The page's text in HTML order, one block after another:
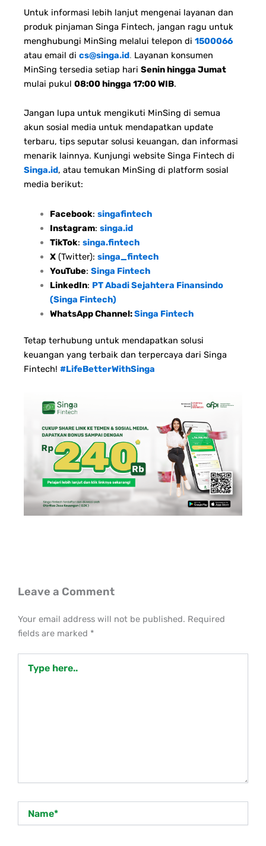
Untuk informasi lebih lanjut mengenai layanan dan
produk pinjaman Singa Fintech, jangan ragu untuk
menghubungi MinSing melalui telepon di 1500066
atau email di cs@singa.id. Layanan konsumen
MinSing tersedia setiap hari Senin hingga Jumat
mulai pukul 08:00 hingga 17:00 WIB.
Jangan lupa untuk mengikuti MinSing di semua
akun sosial media untuk mendapatkan update
terbaru, tips seputar solusi keuangan, dan informasi
menarik lainnya. Kunjungi website Singa Fintech di
Singa.id, atau temukan MinSing di platform sosial
media berikut:
Facebook: singafintech
Instagram: singa.id
TikTok: singa.fintech
X(Twitter): singa_fintech
YouTube: Singa Fintech
LinkedIn: PT Abadi Sejahtera Finansindo
(Singa Fintech)
WhatsApp Channel:Singa Fintech
Tetap terhubung untuk mendapatkan solusi
keuangan yang terbaik dan terpercaya dari Singa
Fintech! #LifeBetterWithSinga
Leave a Comment
Your email address will not be published. Required
fields are marked *
here..